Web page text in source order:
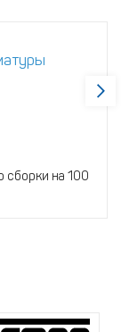
сборки на 100